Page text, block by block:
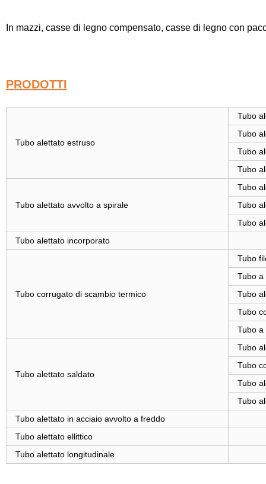
In mazzi, casse di legno compensato, casse di legno con
PRODOTTI
Tubo alettato estruso
Tubo
Tubo
Tubo
Tubo
Tubo alettato avvolto a spirale
Tubo
Tubo
Tubo
Tubo alettato incorporato
Tubo corrugato di scambio termico
Tubo
Tubo a
Tubo
Tubo
Tubo a
Tubo alettato saldato
Tubo
Tubo
Tubo
Tubo
Tubo alettato in acciaio avvolto a freddo
Tubo alettato ellittico
Tubo alettato longitudinale